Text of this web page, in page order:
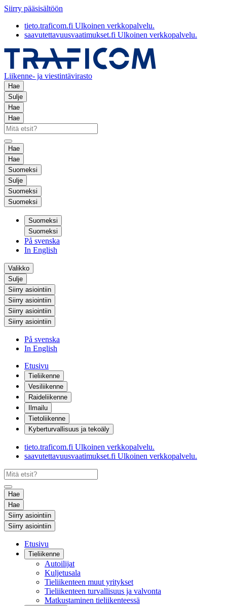
Siirry pääsisältöön
tieto.traficom.fi Ulkoinen verkkopalvelu.
saavutettavuusvaatimukset.fi Ulkoinen verkkopalvelu.
Liikenne- ja viestintävirasto
Hae
Sulje
Hae
Hae
Hae
Hae
Suomeksi
Sulje
Suomeksi
Suomeksi
Suomeksi
Suomeksi
På svenska
In English
Valikko
Sulje
Siirry asiointiin
Siirry asiointiin
Siirry asiointiin
Siirry asiointiin
På svenska
In English
Etusivu
Tieliikenne
Vesiliikenne
Raideliikenne
Ilmailu
Tietoliikenne
Kyberturvallisuus ja tekoäly
tieto.traficom.fi Ulkoinen verkkopalvelu.
saavutettavuusvaatimukset.fi Ulkoinen verkkopalvelu.
Hae
Hae
Siirry asiointiin
Siirry asiointiin
Etusivu
Tieliikenne
Autoilijat
Kuljetusala
Tieliikenteen muut yritykset
Tieliikenteen turvallisuus ja valvonta
Matkustaminen tieliikenteessä